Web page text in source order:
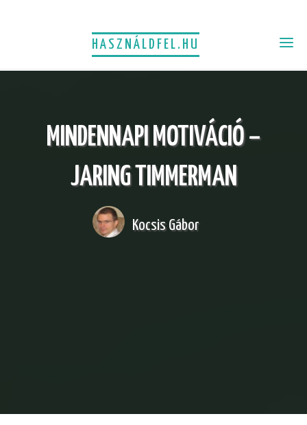
HASZNÁLDFEL.HU
MINDENNAPI MOTIVÁCIÓ –
JARING TIMMERMAN
Kocsis Gábor